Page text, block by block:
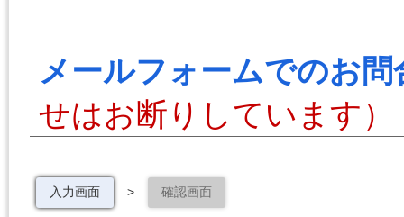
メールフォームでのお問
せはお断りしています）
入力画面 > 確認画面